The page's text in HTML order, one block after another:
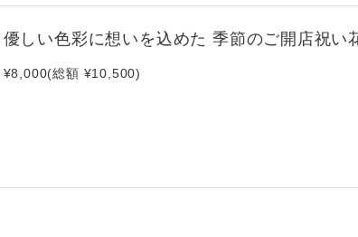
優しい色彩に想いを込めた 季節のご開店祝い
¥8,000(総額 ¥10,500)